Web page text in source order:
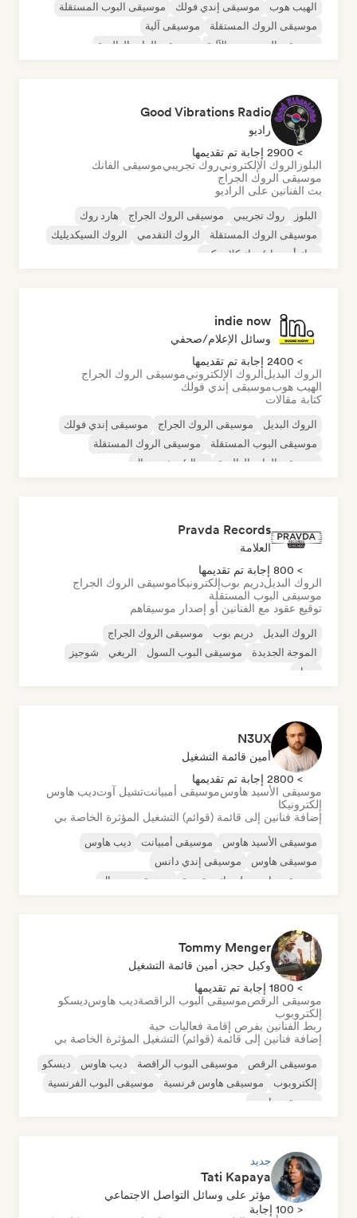
الهيب هوب موسيقى إندي فولك
موسيقى البوب المستقلة
موسيقى الروك المستقلة
موسيقى آلية
موسيقى الهيب هوب الآلية
موسيقى الراب العالمية
Good Vibrations Radio
راديو
> 2900 إجابة تم تقديمها
البلوز الروك الإلكترونيروك تجريبيموسيقى الفانك
موسيقى الروك الجراج
بث الفنانين على الراديو
البلوز روك تجريبي موسيقى الروك الجراج
هارد روك
موسيقى الروك المستقلة
الروك التقدمي
الروك السيكديليك
روك أند رول/روك كلاسيكي
indie now
وسائل الإعلام/صحفي
> 2400 إجابة تم تقديمها
الروك البديلالروك الإلكترونيموسيقى الروك الجراج
الهيب هوبموسيقى إندي فولك
كتابة مقالات
الروك البديل موسيقى الروك الجراج
موسيقى إندي فولك
موسيقى البوب المستقلة
موسيقى الروك المستقلة
موسيقى الراب العالمية
ميتال/هيفي ميتال
Pravda Records
العلامة
> 800 إجابة تم تقديمها
الروك البديلدريم بوبإلكترونيكاموسيقى الروك الجراج
موسيقى البوب المستقلة
توقيع عقود مع الفنانين أو إصدار موسيقاهم
الروك البديل دريم بوب
موسيقى الروك الجراج
الموجة الجديدة
موسيقى البوب السول الريغي
شوجيز
سول
N3UX
أمين قائمة التشغيل
> 2800 إجابة تم تقديمها
موسيقى الأسيد هاوسموسيقى أمبيانتتشيل آوتديب هاوس
إلكترونيكا
إضافة فنانين إلى قائمة (قوائم) التشغيل المؤثرة الخاصة بي
موسيقى الأسيد هاوس موسيقى أمبيانت
ديب هاوس
موسيقى هاوس
موسيقى إندي دانس
موسيقى هاوس ملوديك وتقدمية
موسيقى مينيمال
Tommy Menger
وكيل حجز, أمين قائمة التشغيل
> 1800 إجابة تم تقديمها
موسيقى الرقصموسيقى البوب الراقصةديب هاوسديسكو
إلكتروبوب
ربط الفنانين بفرص إقامة فعاليات حية
إضافة فنانين إلى قائمة (قوائم) التشغيل المؤثرة الخاصة بي
موسيقى الرقص موسيقى البوب الراقصة ديب هاوس
ديسكو
إلكتروبوب
موسيقى هاوس فرنسية
موسيقى البوب الفرنسية
موسيقى هاوس
جديد
Tati Kapaya
مؤثر على وسائل التواصل الاجتماعي
< 100 إجابة